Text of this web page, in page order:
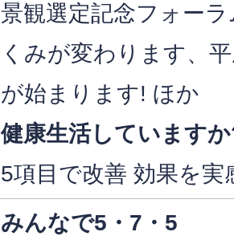
景観選定記念フォー
くみが変わります、
が始まります! ほか
健康生活しています
5項目で改善 効果を実
みんなで5・7・5